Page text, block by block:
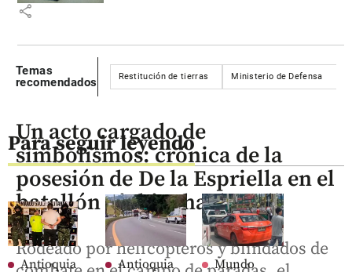
share
Temas
recomendados
Restitución de tierras Ministerio de Defensa
Para seguir leyendo
Antioquia Antioquia Mundo
Un acto cargado de
simbolismos: crónica de la
posesión de De la Espriella en el
batallón Pichincha de Cali
Rodeado por helicópteros y blindados de